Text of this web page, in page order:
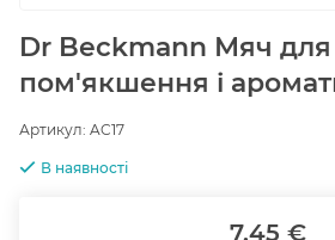
Dr Beckmann Мяч для
пом'якшення і
Артикул: AC17
В наявності
7.45 €